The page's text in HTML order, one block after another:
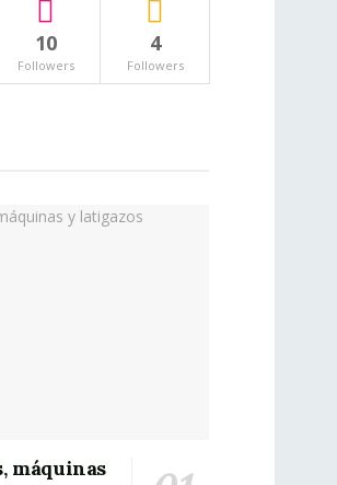
10
Followers
4
Followers
máquinas